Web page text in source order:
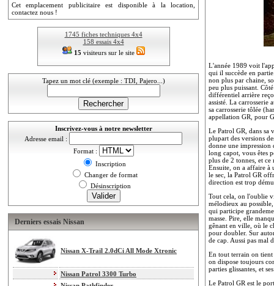
Cet emplacement publicitaire est disponible à la location,
contactez nous !
1745 fiches techniques 4x4
158 essais 4x4
15 visiteurs sur le site
Tapez un mot clé (exemple : TDI, Pajero...)
Inscrivez-vous à notre newsletter
Adresse email :
Format :
Inscription
Changer de format
Désinscription
Derniers essais Nissan
Nissan X-Trail 2.0dCi All Mode Xtronic
Nissan Patrol 3300 Turbo
L'année 1989 voit
qui il succède en
non plus par chaine,
peu plus puissant.
différentiel arrière
assisté. La carrosserie
sa carrosserie tôlée
appellation GR, pour
Le Patrol GR, dans sa
plupart des versions
donne une impression
long capot, vous êtes
plus de 2 tonnes, et
Ensuite, on a affaire à
le sec, la Patrol GR
direction est trop
Tout cela, on l'oublie
mélodieux au
qui participe
masse. Pire, elle
gênant en ville, où le
pour doubler. Sur
de cap. Aussi pas mal
En tout terrain on tient
on dispose toujours
parties glissantes, et
Le Patrol GR est le